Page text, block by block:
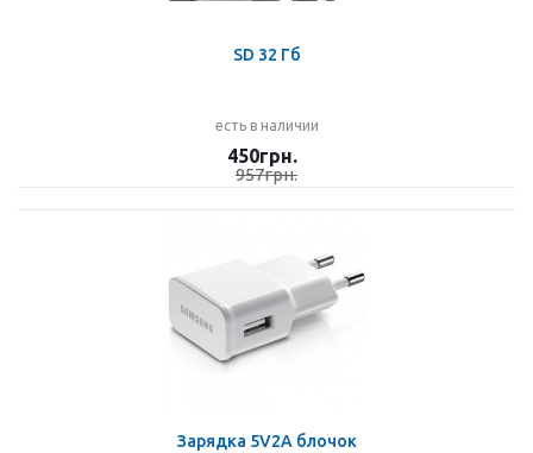
SD 32 Гб
есть в наличии
450грн.
957грн.
Зарядка 5V2A блочок